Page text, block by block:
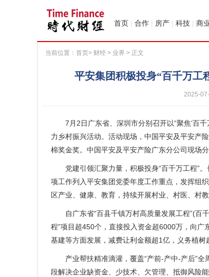
首页 | 合作 | 房产 | 科技 | 商
当前位置： 首页> 财经 > 业界 > 正文
平安集团积极投身“百千万工
2025-
7月2日广东省、深圳市分别召开以“聚焦‘百千
力乡村振兴活动。活动现场，中国平安及平安产
棉奖金奖。中国平安及平安产险广东分公司现场
党建引领汇聚力量，积极投身“百千万工程”。
项工作列入平安集团党委年度工作重点，发挥组
区产业、健康、教育，持续开展村业、村医、村
自广东省“百县千镇万村高质量发展工程”(百
程”项目超450个，直接投入资金超6000万，向广
基建等方面发展，减费让利金额超1亿，义务植
产业帮扶精准滴灌，覆盖“产前-产中-产后”全
段解决企业缺资金、少技术、欠管理、抵御风险